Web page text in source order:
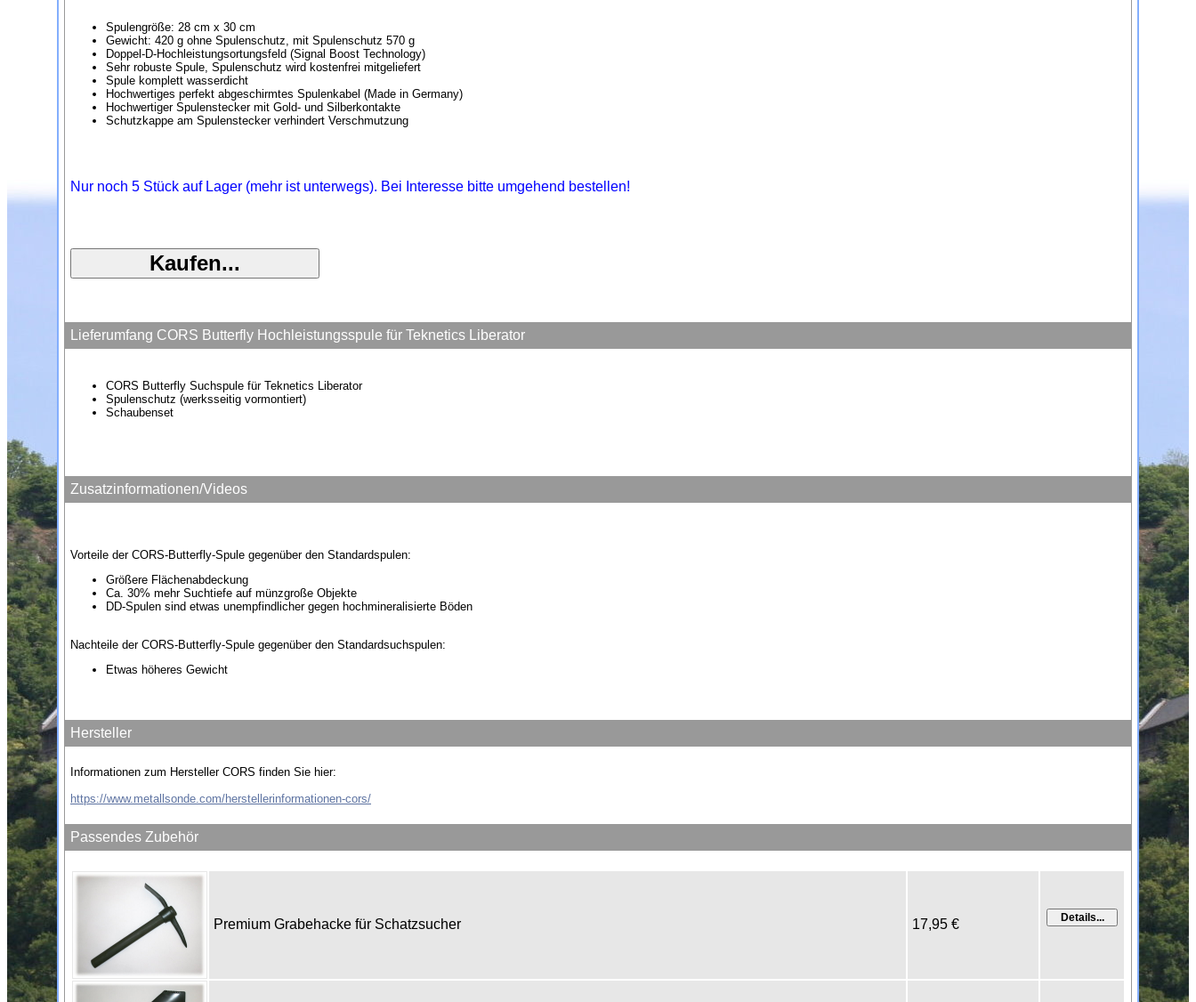
Spulengröße: 28 cm x 30 cm
Gewicht: 420 g ohne Spulenschutz, mit Spulenschutz 570 g
Doppel-D-Hochleistungsortungsfeld (Signal Boost Technology)
Sehr robuste Spule, Spulenschutz wird kostenfrei mitgeliefert
Spule komplett wasserdicht
Hochwertiges perfekt abgeschirmtes Spulenkabel (Made in Germany)
Hochwertiger Spulenstecker mit Gold- und Silberkontakte
Schutzkappe am Spulenstecker verhindert Verschmutzung
Nur noch 5 Stück auf Lager (mehr ist unterwegs). Bei Interesse bitte umgehend bestellen!
Lieferumfang CORS Butterfly Hochleistungsspule für Teknetics Liberator
CORS Butterfly Suchspule für Teknetics Liberator
Spulenschutz (werksseitig vormontiert)
Schaubenset
Zusatzinformationen/Videos
Vorteile der CORS-Butterfly-Spule gegenüber den Standardspulen:
Größere Flächenabdeckung
Ca. 30% mehr Suchtiefe auf münzgroße Objekte
DD-Spulen sind etwas unempfindlicher gegen hochmineralisierte Böden
Nachteile der CORS-Butterfly-Spule gegenüber den Standardsuchspulen:
Etwas höheres Gewicht
Hersteller
Informationen zum Hersteller CORS finden Sie hier:
https://www.metallsonde.com/herstellerinformationen-cors/
Passendes Zubehör
Premium Grabehacke für Schatzsucher 17,95 €